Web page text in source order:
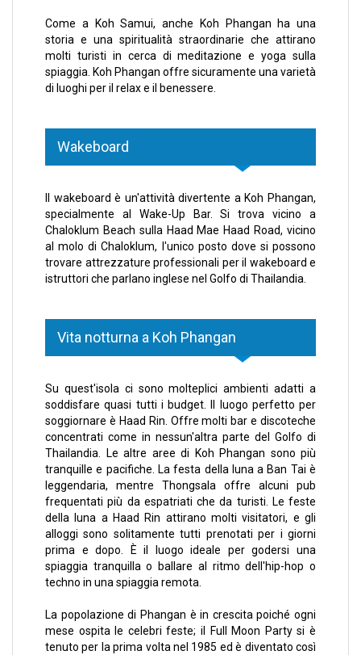
Come a Koh Samui, anche Koh Phangan ha una
storia e una spiritualità straordinarie che attirano
molti turisti in cerca di meditazione e yoga sulla
spiaggia. Koh Phangan offre sicuramente una varietà
di luoghi per il relax e il benessere.
Wakeboard
Il wakeboard è un'attività divertente a Koh Phangan,
specialmente al Wake-Up Bar. Si trova vicino a
Chaloklum Beach sulla Haad Mae Haad Road, vicino
al molo di Chaloklum, l'unico posto dove si possono
trovare attrezzature professionali per il wakeboard e
istruttori che parlano inglese nel Golfo di Thailandia.
Vita notturna a Koh Phangan
Su quest'isola ci sono molteplici ambienti adatti a
soddisfare quasi tutti i budget. Il luogo perfetto per
soggiornare è Haad Rin. Offre molti bar e discoteche
concentrati come in nessun'altra parte del Golfo di
Thailandia. Le altre aree di Koh Phangan sono più
tranquille e pacifiche. La festa della luna a Ban Tai è
leggendaria, mentre Thongsala offre alcuni pub
frequentati più da espatriati che da turisti. Le feste
della luna a Haad Rin attirano molti visitatori, e gli
alloggi sono solitamente tutti prenotati per i giorni
prima e dopo. È il luogo ideale per godersi una
spiaggia tranquilla o ballare al ritmo dell'hip-hop o
techno in una spiaggia remota.
La popolazione di Phangan è in crescita poiché ogni
mese ospita le celebri feste; il Full Moon Party si è
tenuto per la prima volta nel 1985 ed è diventato così